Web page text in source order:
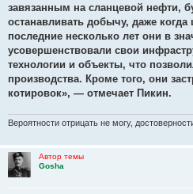
завязанным на сланцевой нефти,
останавливать добычу, даже
последние несколько лет они в
усовершенствовали свои
технологии и объекты, что
производства. Кроме того, они
котировок», — отмечает Пикин.
Вероятности отрицать не могу,
Автор темы
Gosha